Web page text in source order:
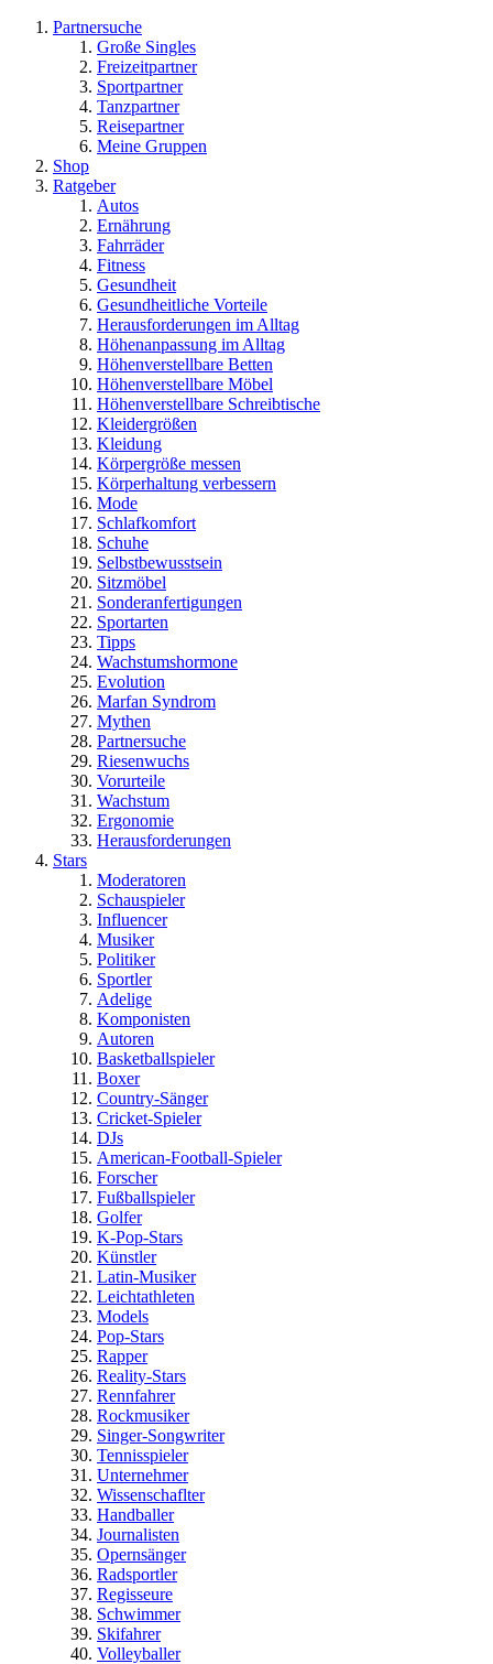
Partnersuche
Große Singles
Freizeitpartner
Sportpartner
Tanzpartner
Reisepartner
Meine Gruppen
Shop
Ratgeber
Autos
Ernährung
Fahrräder
Fitness
Gesundheit
Gesundheitliche Vorteile
Herausforderungen im Alltag
Höhenanpassung im Alltag
Höhenverstellbare Betten
Höhenverstellbare Möbel
Höhenverstellbare Schreibtische
Kleidergrößen
Kleidung
Körpergröße messen
Körperhaltung verbessern
Mode
Schlafkomfort
Schuhe
Selbstbewusstsein
Sitzmöbel
Sonderanfertigungen
Sportarten
Tipps
Wachstumshormone
Evolution
Marfan Syndrom
Mythen
Partnersuche
Riesenwuchs
Vorurteile
Wachstum
Ergonomie
Herausforderungen
Stars
Moderatoren
Schauspieler
Influencer
Musiker
Politiker
Sportler
Adelige
Komponisten
Autoren
Basketballspieler
Boxer
Country-Sänger
Cricket-Spieler
DJs
American-Football-Spieler
Forscher
Fußballspieler
Golfer
K-Pop-Stars
Künstler
Latin-Musiker
Leichtathleten
Models
Pop-Stars
Rapper
Reality-Stars
Rennfahrer
Rockmusiker
Singer-Songwriter
Tennisspieler
Unternehmer
Wissenschaflter
Handballer
Journalisten
Opernsänger
Radsportler
Regisseure
Schwimmer
Skifahrer
Volleyballer